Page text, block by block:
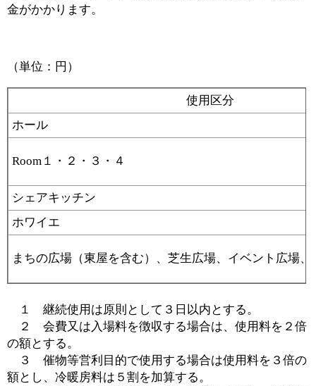
金がかかります。
（単位：円）
使用区分
ホール
Room１・２・３・４
シェアキッチン
ホワイエ
まちの広場（東屋を含む）、芝生広場、イベント広場
１ 継続使用は原則として３日以内とする。
２ 会費又は入場料を徴収する場合は、使用料を２倍
の額とする。
３ 催物等営利目的で使用する場合は使用料を３倍の
額とし、冷暖房料は５割を加算する。